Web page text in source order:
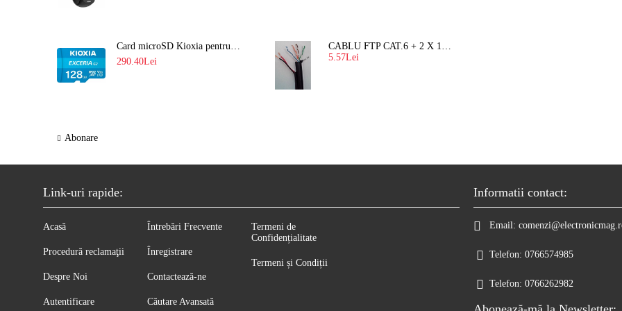
Card microSD Kioxia pentru CCTV cu capacitate memorie 128GB Ultra HD 4K LMEX2L128GG2
290.40Lei
Abonare
CABLU FTP CAT.6 + 2 X 1.5 MM2 ( LITAT ) CU SUFA
5.57Lei
Link-uri rapide:
Acasă
Procedură reclamaţii
Despre Noi
Autentificare
Întrebări Frecvente
Înregistrare
Contactează-ne
Căutare Avansată
Termeni de
Confidențialitate
Termeni și Condiții
Informatii contact:
Email:
Telefon: 0766574985
Telefon: 0766262982